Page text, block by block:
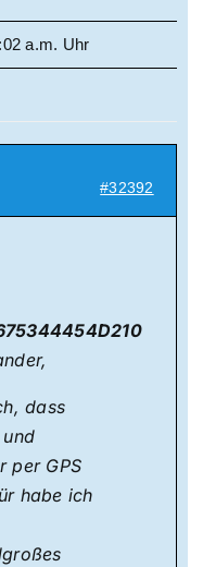
a.m. Uhr
#32392
dass
per GPS
habe ich